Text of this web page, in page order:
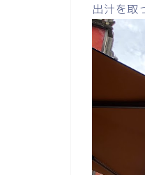
出汁を取